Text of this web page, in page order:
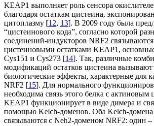
KEAP1 выполняет роль сенсора
благодаря остаткам цистеина,
цитоплазму [12, 13]. В 2009 году была
“цистеинового кода”, согласно которой
соединений-индукторов NRF2
цистеиновыми остатками KEAP1,
Cys151 и Cys273 [14]. Так, различные
модификаций остатков цистеина
биологические эффекты, характерные для
NRF2 [15]. Для нормального
необходима связь этого белка с актиновым
KEAP1 функционирует в виде димера и
помощью Kelch-доменов. Оба Kelch-домена
связываются с Neh2-доменом NRF2: один